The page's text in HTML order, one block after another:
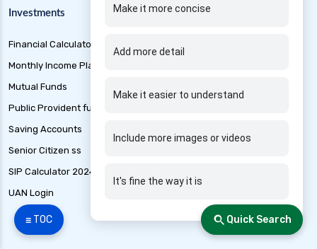
☰ TOC
health insurance pune
health insurance rajkot
health insurance renewal process
health insurance stocks india
health insurance surat
health insurance tax benefits 80d
health insurance thane
health insurance tirunelveli
health insurance top up plan comparison
health insurance trichy
Make it more concise
Add more detail
Make it easier to understand
Include more images or videos
It's fine the way it is
Quick Search
Investments
Financial Calculators
Monthly Income Plan
Mutual Funds
Public Provident fund
Saving Accounts
Senior Citizen ss
SIP Calculator 2024
UAN Login
Other Products